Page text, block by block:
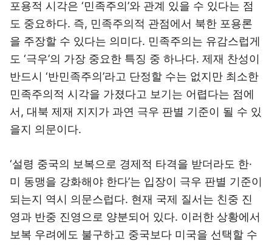
포용적 시각은 ‘민족주의’와 관계 있을 수 있다는 점
도 중요하다. 즉, 민족주의적 관점에서 북한 포용론
을 주장할 수 있다는 의미다. 민족주의는 유감스럽게
도 ‘극우’의 가장 중요한 특징 중 하나다. 제재 찬성이
반드시 ‘반민족주의’라고 단정할 수는 없지만 최소한
민족주의적 시각을 가졌다고 보기는 어렵다는 점에
서, 대북 제재 지지가 과연 극우 판별 기준이 될 수 있
을지 의문이다.
‘설령 중국의 보복으로 경제적 타격을 받더라도 한·
미 동맹을 강화해야 한다’는 입장이 극우 판별 기준이
되는지 역시 의문스럽다. 현재 국제 질서는 친중 진
영과 반중 진영으로 양분되어 있다. 이러한 상황에서
보복 우려에도 불구하고 중국보다 미국을 선택할 수